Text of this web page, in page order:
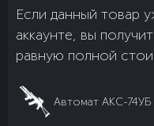
Если данный товар
аккаунте, вы
равную полной
Автомат АКС-74УБ